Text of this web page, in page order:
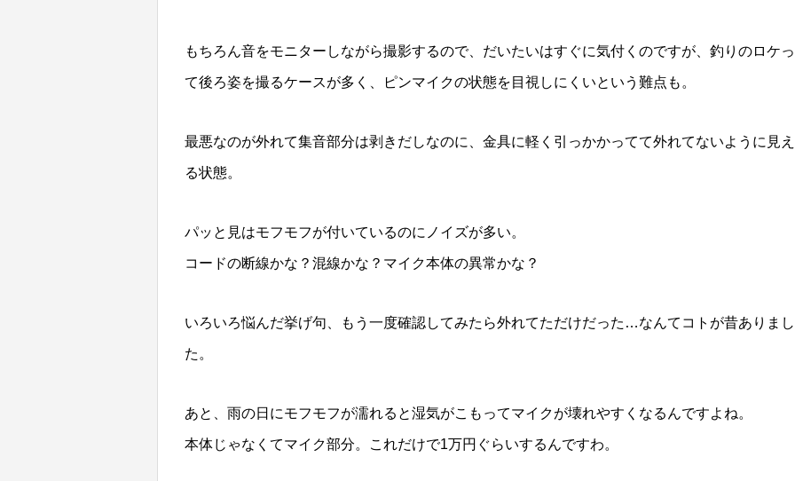
もちろん音をモニターしながら撮影するので、だいたいはすぐに気付くのですが、釣りのロケっ
て後ろ姿を撮るケースが多く、ピンマイクの状態を目視しにくいという難点も。
最悪なのが外れて集音部分は剥きだしなのに、金具に軽く引っかかってて外れてないように見え
る状態。
パッと見はモフモフが付いているのにノイズが多い。
コードの断線かな？混線かな？マイク本体の異常かな？
いろいろ悩んだ挙げ句、もう一度確認してみたら外れてただけだった…なんてコトが昔ありまし
た。
あと、雨の日にモフモフが濡れると湿気がこもってマイクが壊れやすくなるんですよね。
本体じゃなくてマイク部分。これだけで1万円ぐらいするんですわ。